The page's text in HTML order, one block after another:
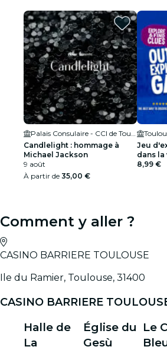
Candlelight : hommage à
Michael Jackson
9 août
À partir de 35,00 €
Jeu
dans
8,99 €
Comment y aller ?
CASINO BARRIERE TOULOUSE
Ile du Ramier, Toulouse, 31400
CASINO BARRIERE
Halle de
La
Église du
Gesù
Le